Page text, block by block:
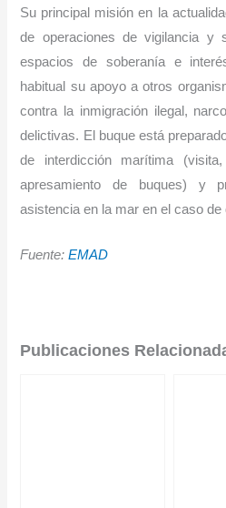
Su principal misión en la
de operaciones de vigilancia y
espacios de soberanía e
habitual su apoyo a otros
contra la inmigración ilegal,
delictivas. El buque está
de interdicción marítima
apresamiento de buques) y
asistencia en la mar en el caso de
Fuente:EMAD
Publicaciones